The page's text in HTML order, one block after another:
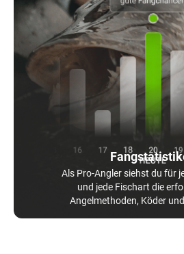
Als Pro-Angler siehst du für
und jede Fischart die
Angelmethoden, Köder